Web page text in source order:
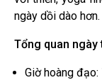
ngày dồi dào hơn.
Tổng quan ngày
Giờ hoàng đạo: